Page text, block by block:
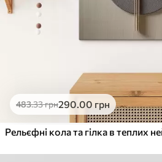
Стійкість до вицвітання
Безпечне чорнило без запаху
Поверхня з текстурою полотна
Еко-Преміум
.00грн
✓Яскраві, насичені кольори
483.33грн290.00 грн